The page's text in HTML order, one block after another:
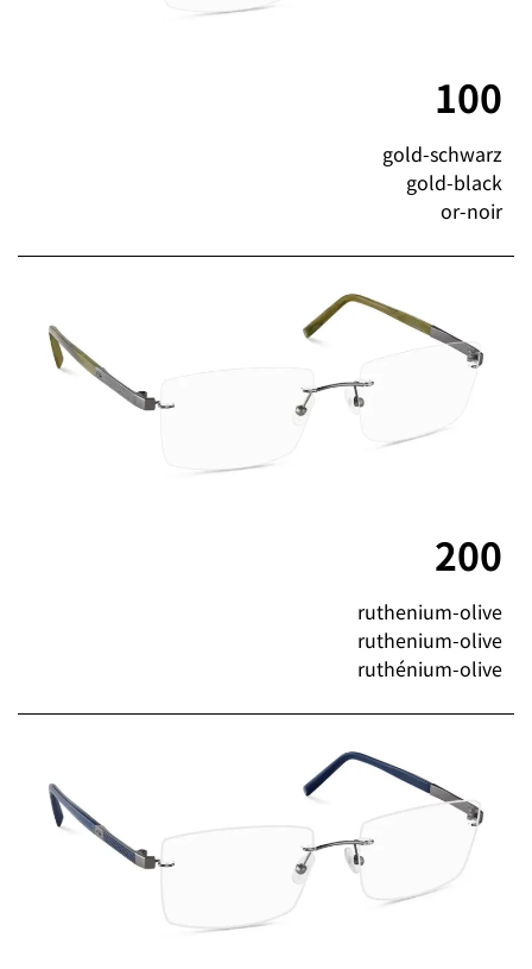
100
gold-schwarz
gold-black
or-noir
200
ruthenium-olive
ruthenium-olive
ruthénium-olive